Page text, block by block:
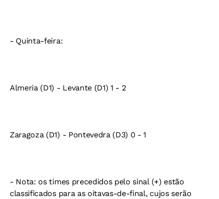
- Quinta-feira:
Almeria (D1) - Levante (D1) 1 - 2
Zaragoza (D1) - Pontevedra (D3) 0 - 1
- Nota: os times precedidos pelo sinal (+) estão
classificados para as oitavas-de-final, cujos serão